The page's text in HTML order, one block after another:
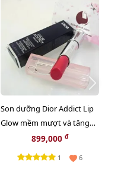
Son dưỡng Dior Addict Lip
Glow mềm mượt và tăng
sắc môi, #074 Jelly - hồng
lạnh (New)
899,000 đ
1 6